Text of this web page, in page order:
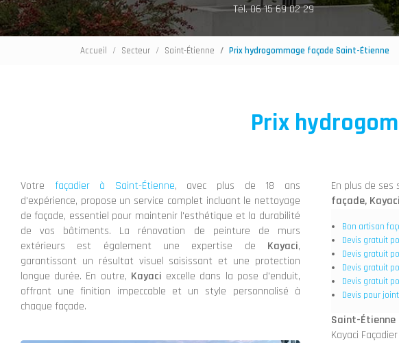
Tél. 06 15 69 02 29
Accueil Secteur Saint-Étienne Prix hydrogommage façade Saint-Étienne
Prix
Votre façadier à Saint-Étienne, avec plus de 18 ans
d'expérience, propose un service complet incluant le nettoyage
de façade, essentiel pour maintenir l'esthétique et la durabilité
de vos bâtiments. La rénovation de peinture de murs
extérieurs est également une expertise de Kayaci,
garantissant un résultat visuel saisissant et une protection
longue durée. En outre, Kayaci excelle dans la pose d'enduit,
offrant une finition impeccable et un style personnalisé à
chaque façade.
En plus de ses
façade, Kayaci
Bon artisan
Devis gratuit
Devis gratuit
Devis gratuit
Devis gratuit
Devis pour
Saint-Étienne
Kayaci